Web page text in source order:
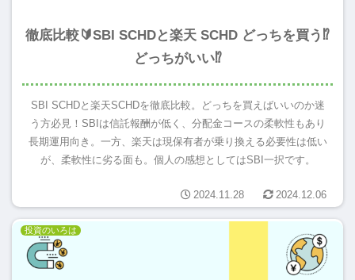
徹底比較🔰SBI SCHDと楽天 SCHD どっちを買う⁉︎
どっちがいい⁉︎
SBI SCHDと楽天SCHDを徹底比較。どっちを買えばいいのか迷
う方必見！SBIは信託報酬が低く、分配金コースの柔軟性もあり
長期運用向き。一方、楽天は現保有者が乗り換える必要性は低い
が、柔軟性に劣る面も。個人の感想としてはSBI一択です。
2024.11.28 2024.12.06
投資のいろは